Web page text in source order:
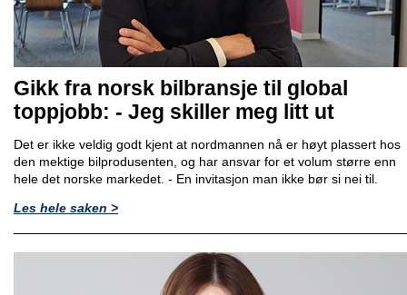
Gikk fra norsk bilbransje til global
toppjobb: - Jeg skiller meg litt ut
Det er ikke veldig godt kjent at nordmannen nå er høyt plassert hos
den mektige bilprodusenten, og har ansvar for et volum større enn
hele det norske markedet. - En invitasjon man ikke bør si nei til.
Les hele saken >